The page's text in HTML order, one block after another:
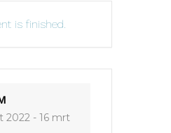
is finished.
2022 - 16 mrt